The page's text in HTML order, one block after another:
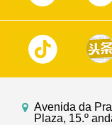
Avenida da
Plaza, 15.º